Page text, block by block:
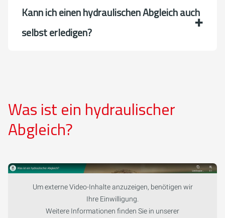
Kann ich einen hydraulischen Abgleich auch
selbst erledigen?
Was ist ein hydraulischer
Abgleich?
Um externe Video-Inhalte anzuzeigen, benötigen wir
Ihre Einwilligung.
Weitere Informationen finden Sie in unserer